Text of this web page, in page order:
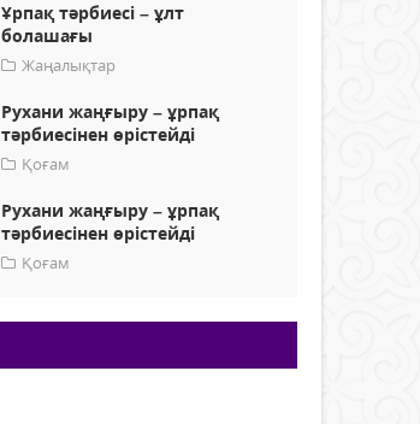
Ұрпақ тәрбиесі – ұлт
болашағы
Жаңалықтар
Рухани жаңғыру – ұрпақ
тәрбиесінен өрістейді
Қоғам
Рухани жаңғыру – ұрпақ
тәрбиесінен өрістейді
Қоғам